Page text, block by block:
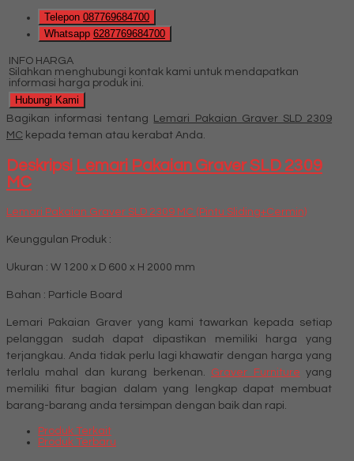
Telepon 087769684700
Whatsapp 6287769684700
INFO HARGA
Silahkan menghubungi kontak kami untuk mendapatkan
informasi harga produk ini.
Hubungi Kami
Bagikan informasi tentang Lemari Pakaian Graver SLD 2309
MC kepada teman atau kerabat Anda.
Deskripsi Lemari Pakaian Graver SLD 2309
MC
Lemari Pakaian Graver SLD 2309 MC (Pintu Sliding+Cermin)
Keunggulan Produk :
Ukuran : W 1200 x D 600 x H 2000 mm
Bahan : Particle Board
Lemari Pakaian Graver yang kami tawarkan kepada setiap
pelanggan sudah dapat dipastikan memiliki harga yang
terjangkau. Anda tidak perlu lagi khawatir dengan harga yang
terlalu mahal dan kurang berkenan. Graver Furniture yang
memiliki fitur bagian dalam yang lengkap dapat membuat
barang-barang anda tersimpan dengan baik dan rapi.
Produk Terkait
Produk Terbaru